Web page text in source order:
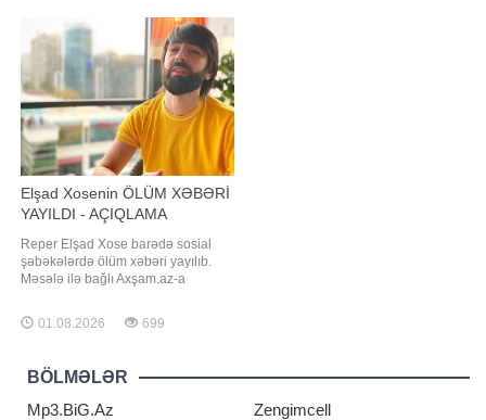
tətilində qaldıqları hoteldən
şikayətlənib: "Əgər Batumiyə
getməyi planlaşdırırsınızsa, xüsusil
Elşad Xosenin ÖLÜM XƏBƏRİ
YAYILDI - AÇIQLAMA
Reper Elşad Xose barədə sosial
şəbəkələrdə ölüm xəbəri yayılıb.
Məsələ ilə bağlı Axşam.az-a
məlumatın həqiqəti əks
etdirmədiyini bildirib. "Elşadın
qaydasındadır, sağ-salamatdır.
Ölməyib. Yaxın vaxtlarda Elşad özü
01.08.2026 699
BÖLMƏLƏR
Mp3.BiG.Az
Zengimcell